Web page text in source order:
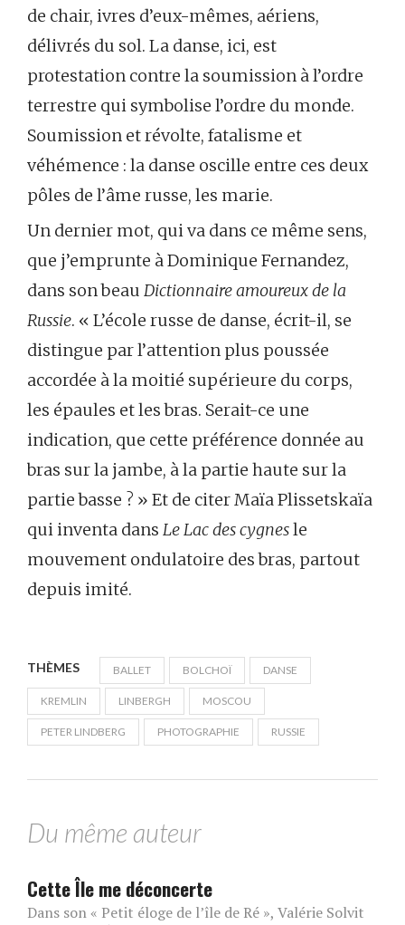
de chair, ivres d’eux-mêmes, aériens,
délivrés du sol. La danse, ici, est
protestation contre la soumission à l’ordre
terrestre qui symbolise l’ordre du monde.
Soumission et révolte, fatalisme et
véhémence : la danse oscille entre ces deux
pôles de l’âme russe, les marie.
Un dernier mot, qui va dans ce même sens,
que j’emprunte à Dominique Fernandez,
dans son beau Dictionnaire amoureux de la
Russie. « L’école russe de danse, écrit-il, se
distingue par l’attention plus poussée
accordée à la moitié supérieure du corps,
les épaules et les bras. Serait-ce une
indication, que cette préférence donnée au
bras sur la jambe, à la partie haute sur la
partie basse ? » Et de citer Maïa Plissetskaïa
qui inventa dans Le Lac des cygnesle
mouvement ondulatoire des bras, partout
depuis imité.
THÈMES BALLET BOLCHOÏ DANSE
KREMLIN LINBERGH MOSCOU
PETER LINDBERG PHOTOGRAPHIE RUSSIE
Du même auteur
Cette Île me déconcerte
Dans son « Petit éloge de l’île de Ré », Valérie Solvit